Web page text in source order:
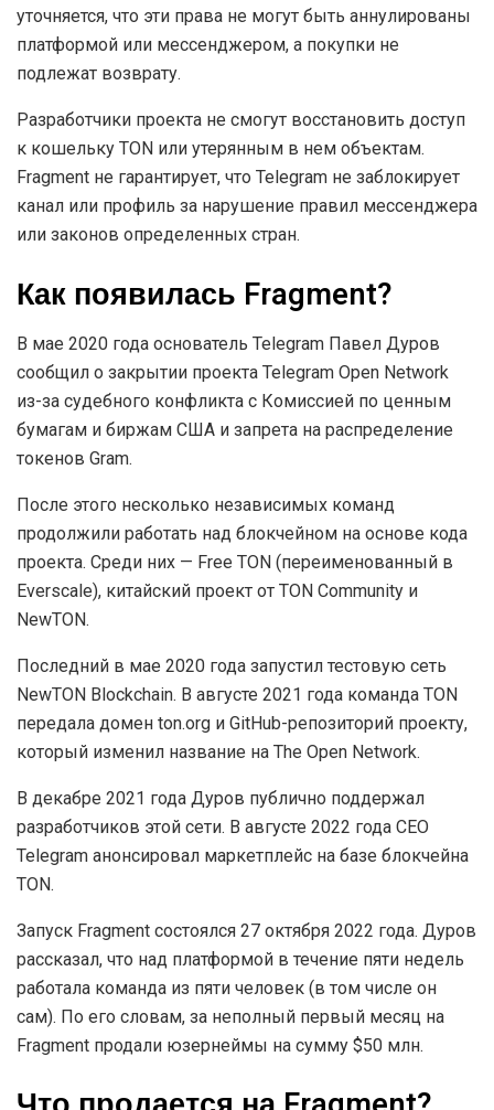
уточняется, что эти права не могут быть аннулированы
платформой или мессенджером, а покупки не
подлежат возврату.
Разработчики проекта не смогут восстановить доступ
к кошельку TON или утерянным в нем объектам.
Fragment не гарантирует, что Telegram не заблокирует
канал или профиль за нарушение правил мессенджера
или законов определенных стран.
Как появилась Fragment?
В мае 2020 года основатель Telegram Павел Дуров
сообщил о закрытии проекта Telegram Open Network
из-за судебного конфликта с Комиссией по ценным
бумагам и биржам США и запрета на распределение
токенов Gram.
После этого несколько независимых команд
продолжили работать над блокчейном на основе кода
проекта. Среди них — Free TON (переименованный в
Everscale), китайский проект от TON Community и
NewTON.
Последний в мае 2020 года запустил тестовую сеть
NewTON Blockchain. В августе 2021 года команда TON
передала домен ton.org и GitHub-репозиторий проекту,
который изменил название на The Open Network.
В декабре 2021 года Дуров публично поддержал
разработчиков этой сети. В августе 2022 года CEO
Telegram анонсировал маркетплейс на базе блокчейна
TON.
Запуск Fragment состоялся 27 октября 2022 года. Дуров
рассказал, что над платформой в течение пяти недель
работала команда из пяти человек (в том числе он
сам). По его словам, за неполный первый месяц на
Fragment продали юзернеймы на сумму $50 млн.